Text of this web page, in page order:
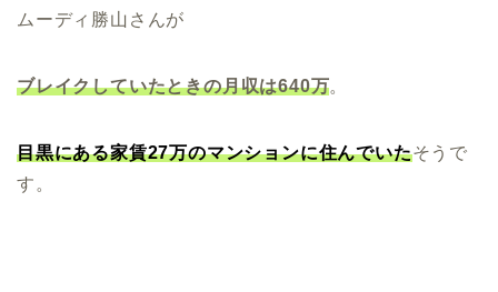
ムーディ勝山さんが
ブレイクしていたときの月収は640万。
目黒にある家賃27万のマンションに住んでいたそうで
す。